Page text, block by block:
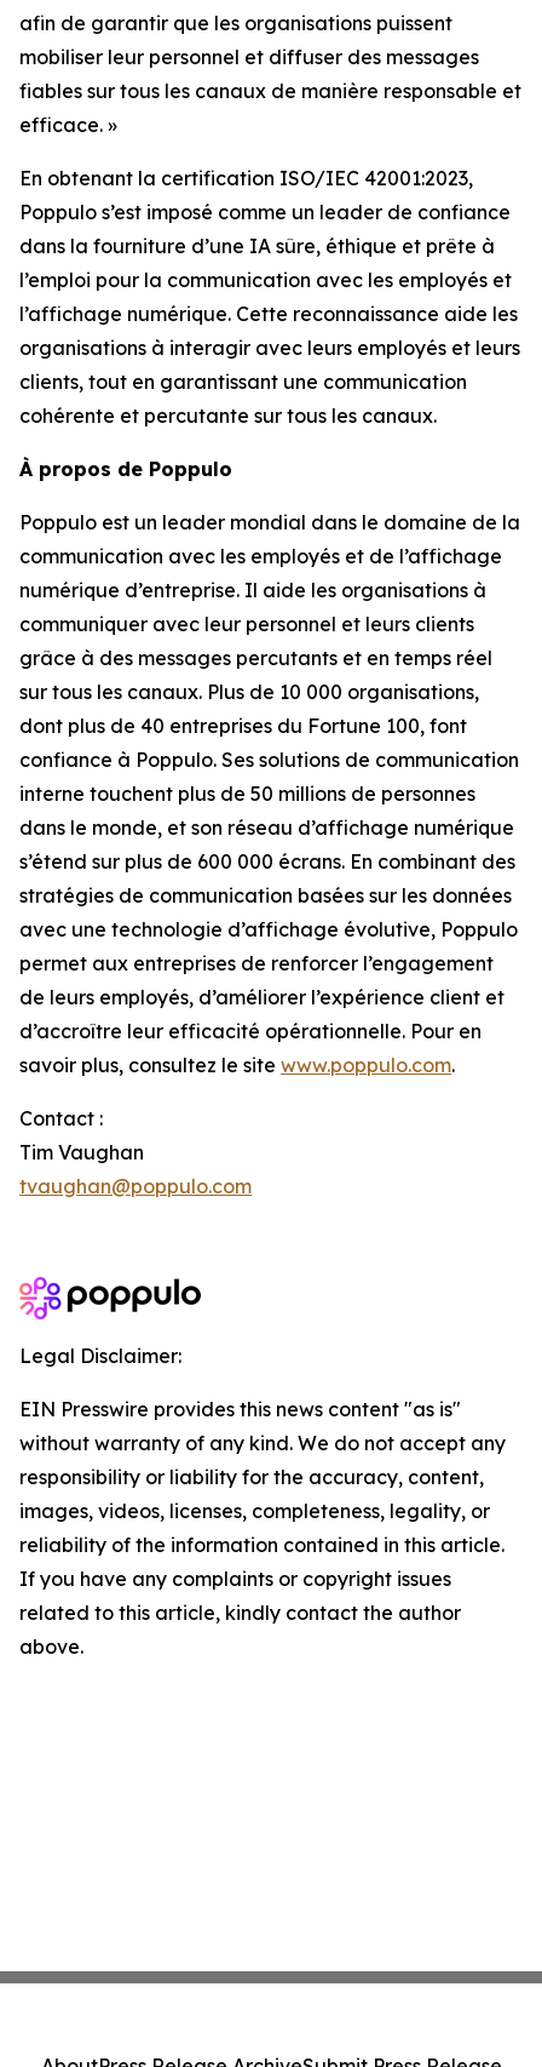
afin de garantir que les organisations puissent
mobiliser leur personnel et diffuser des messages
fiables sur tous les canaux de manière responsable et
efficace. »
En obtenant la certification ISO/IEC 42001:2023,
Poppulo s’est imposé comme un leader de confiance
dans la fourniture d’une IA sûre, éthique et prête à
l’emploi pour la communication avec les employés et
l’affichage numérique. Cette reconnaissance aide les
organisations à interagir avec leurs employés et leurs
clients, tout en garantissant une communication
cohérente et percutante sur tous les canaux.
À propos de Poppulo
Poppulo est un leader mondial dans le domaine de la
communication avec les employés et de l’affichage
numérique d’entreprise. Il aide les organisations à
communiquer avec leur personnel et leurs clients
grâce à des messages percutants et en temps réel
sur tous les canaux. Plus de 10 000 organisations,
dont plus de 40 entreprises du Fortune 100, font
confiance à Poppulo. Ses solutions de communication
interne touchent plus de 50 millions de personnes
dans le monde, et son réseau d’affichage numérique
s’étend sur plus de 600 000 écrans. En combinant des
stratégies de communication basées sur les données
avec une technologie d’affichage évolutive, Poppulo
permet aux entreprises de renforcer l’engagement
de leurs employés, d’améliorer l’expérience client et
d’accroître leur efficacité opérationnelle. Pour en
savoir plus, consultez le site www.poppulo.com.
Contact :
Tim Vaughan
tvaughan@poppulo.com
Legal Disclaimer:
EIN Presswire provides this news content "as is"
without warranty of any kind. We do not accept any
responsibility or liability for the accuracy, content,
images, videos, licenses, completeness, legality, or
reliability of the information contained in this article.
If you have any complaints or copyright issues
related to this article, kindly contact the author
above.